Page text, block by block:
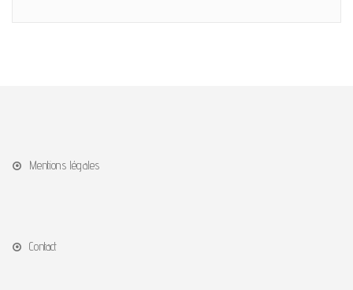
Mentions légales
Contact